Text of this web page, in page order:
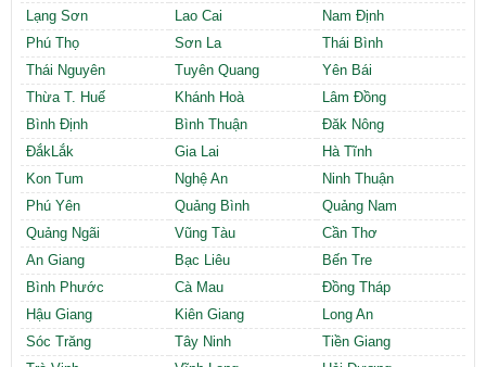
Lạng Sơn
Lao Cai
Nam Định
Phú Thọ
Sơn La
Thái Bình
Thái Nguyên
Tuyên Quang
Yên Bái
Thừa T. Huế
Khánh Hoà
Lâm Đồng
Bình Định
Bình Thuận
Đăk Nông
ĐắkLắk
Gia Lai
Hà Tĩnh
Kon Tum
Nghệ An
Ninh Thuận
Phú Yên
Quảng Bình
Quảng Nam
Quảng Ngãi
Vũng Tàu
Cần Thơ
An Giang
Bạc Liêu
Bến Tre
Bình Phước
Cà Mau
Đồng Tháp
Hậu Giang
Kiên Giang
Long An
Sóc Trăng
Tây Ninh
Tiền Giang